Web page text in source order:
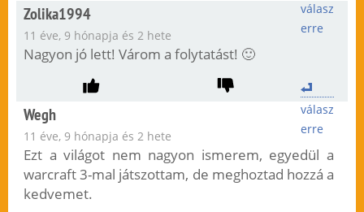
válasz
erre
Zolika1994
11 éve, 9 hónapja és 2 hete
Nagyon jó lett! Várom a folytatást! 🙂
válasz
erre
Wegh
11 éve, 9 hónapja és 2 hete
Ezt a világot nem nagyon ismerem, egyedül a
warcraft 3-mal játszottam, de meghoztad hozzá a
kedvemet.